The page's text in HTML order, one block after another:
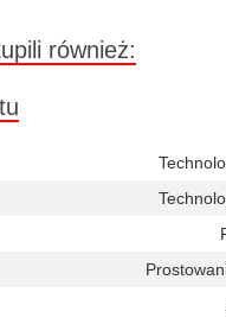
również: